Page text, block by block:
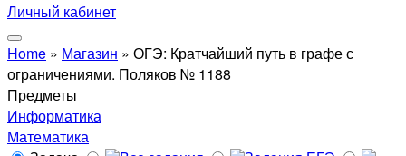
Личный кабинет
Home » Магазин » ОГЭ: Кратчайший путь в графе с
ограничениями. Поляков № 1188
Предметы
Информатика
Математика